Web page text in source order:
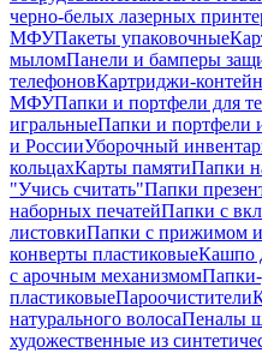
черно-белых лазерных
МФУПакеты упаковочные
мыломПанели и бамперы
телефоновКартриджи-
МФУПапки и портфели для
игральныеПапки и портфели
и РоссииУборочный
кольцахКарты памятиПапки
"Учись считать"Папки
наборных печатейПапки с
листовкиПапки с прижимом
конверты пластиковыеКашпо
с арочным механизмом
пластиковыеПароочистители
натурального волосаПеналы
художественные из